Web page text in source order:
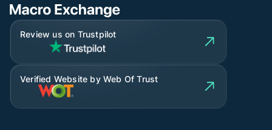
Review us on Trustpilot
Verified Website by Web Of Trust